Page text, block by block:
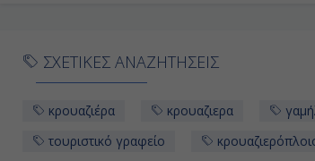
ΣΧΕΤΙΚΕΣ ΑΝΑΖΗΤΗΣΕΙΣ
κρουαζιέρα κρουαζιερα
τουριστικό γραφείο